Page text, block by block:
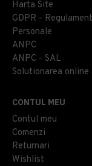
Harta Site
GDPR -
Personale
ANPC
ANPC - SAL
Solutionarea
CONTUL MEU
Contul meu
Comenzi
Returnari
Wishlist